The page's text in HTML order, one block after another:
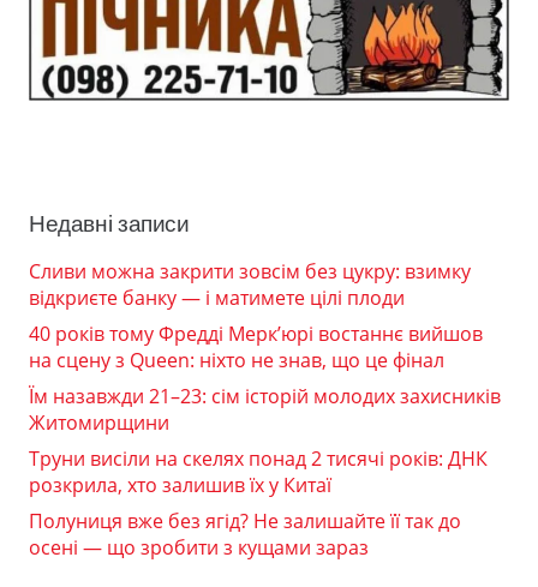
Недавні записи
Сливи можна закрити зовсім без цукру: взимку
відкриєте банку — і матимете цілі плоди
40 років тому Фредді Мерк’юрі востаннє вийшов
на сцену з Queen: ніхто не знав, що це фінал
Їм назавжди 21–23: сім історій молодих захисників
Житомирщини
Труни висіли на скелях понад 2 тисячі років: ДНК
розкрила, хто залишив їх у Китаї
Полуниця вже без ягід? Не залишайте її так до
осені — що зробити з кущами зараз